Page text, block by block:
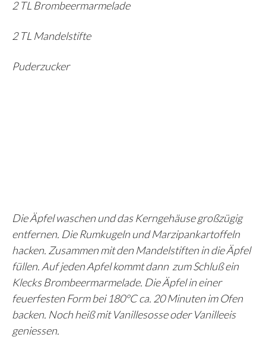
2 TL Brombeermarmelade
2 TL Mandelstifte
Puderzucker
Die Äpfel waschen und das Kerngehäuse großzügig
entfernen. Die Rumkugeln und Marzipankartoffeln
hacken. Zusammen mit den Mandelstiften in die Äpfel
füllen. Auf jeden Apfel kommt dann zum Schluß ein
Klecks Brombeermarmelade. Die Äpfel in einer
feuerfesten Form bei 180°C ca. 20 Minuten im Ofen
backen. Noch heiß mit Vanillesosse oder Vanilleeis
geniessen.